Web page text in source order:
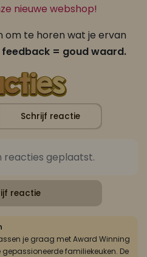
nieuwe webshop!
om te horen wat je ervan
feedback = goud waard.
Schrijf reactie
reacties geplaatst.
reactie
je graag met Award Winning
familiekeuken. De